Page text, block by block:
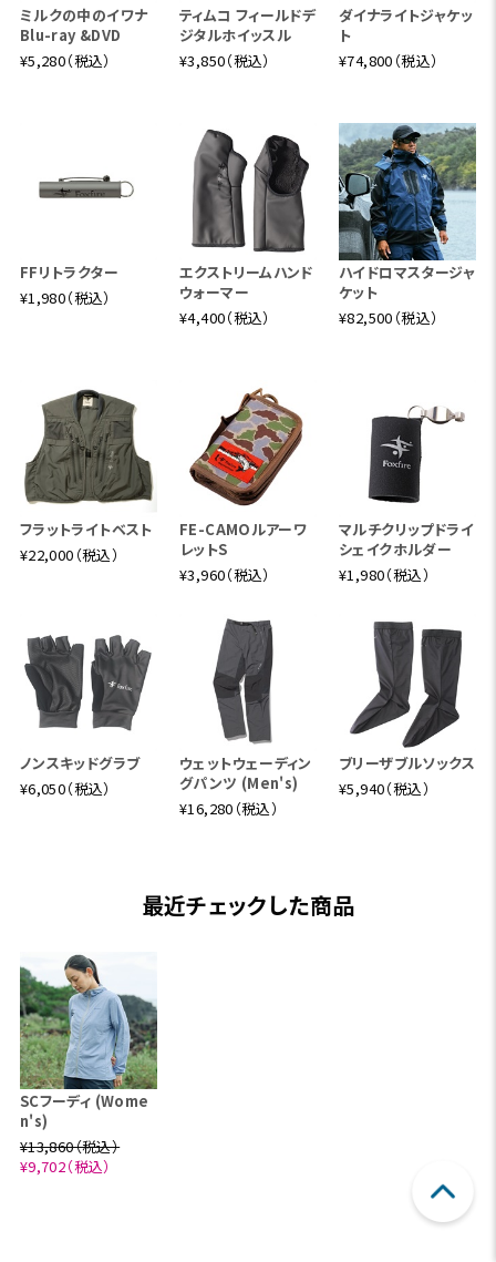
ミルクの中のイワナ
Blu-ray &DVD
¥5,280（税込）
ティムコ フィールドデ
ジタルホイッスル
¥3,850（税込）
ダイナライトジャケッ
ト
¥74,800（税込）
FFリトラクター
¥1,980（税込）
エクストリームハンド
ウォーマー
¥4,400（税込）
ハイドロマスタージャ
ケット
¥82,500（税込）
フラットライトベスト
¥22,000（税込）
FE-CAMOルアーワ
レットS
¥3,960（税込）
マルチクリップドライ
シェイクホルダー
¥1,980（税込）
ノンスキッドグラブ
¥6,050（税込）
ウェットウェーディン
グパンツ (Men's)
¥16,280（税込）
ブリーザブルソックス
¥5,940（税込）
最近チェックした商品
SCフーディ (Wome
n's)
¥13,860（税込）
¥9,702（税込）